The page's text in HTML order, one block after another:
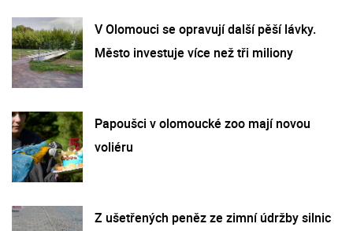
V Olomouci se opravují další pěší lávky.
Město investuje více než tři miliony
Papoušci v olomoucké zoo mají novou
voliéru
Z ušetřených peněz ze zimní údržby silnic